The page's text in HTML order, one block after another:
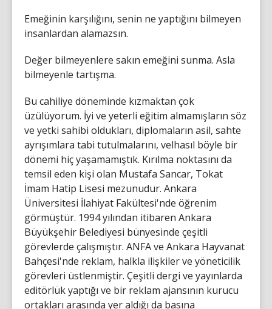
Emeğinin karşılığını, senin ne yaptığını bilmeyen
insanlardan alamazsın.
Değer bilmeyenlere sakın emeğini sunma. Asla
bilmeyenle tartışma.
Bu cahiliye döneminde kızmaktan çok
üzülüyorum. İyi ve yeterli eğitim almamışların söz
ve yetki sahibi oldukları, diplomaların asil, sahte
ayrışımlara tabi tutulmalarını, velhasıl böyle bir
dönemi hiç yaşamamıştık. Kırılma noktasını da
temsil eden kişi olan Mustafa Sancar, Tokat
İmam Hatip Lisesi mezunudur. Ankara
Üniversitesi İlahiyat Fakültesi'nde öğrenim
görmüştür. 1994 yılından itibaren Ankara
Büyükşehir Belediyesi bünyesinde çeşitli
görevlerde çalışmıştır. ANFA ve Ankara Hayvanat
Bahçesi'nde reklam, halkla ilişkiler ve yöneticilik
görevleri üstlenmiştir. Çeşitli dergi ve yayınlarda
editörlük yaptığı ve bir reklam ajansının kurucu
ortakları arasında yer aldığı da basına